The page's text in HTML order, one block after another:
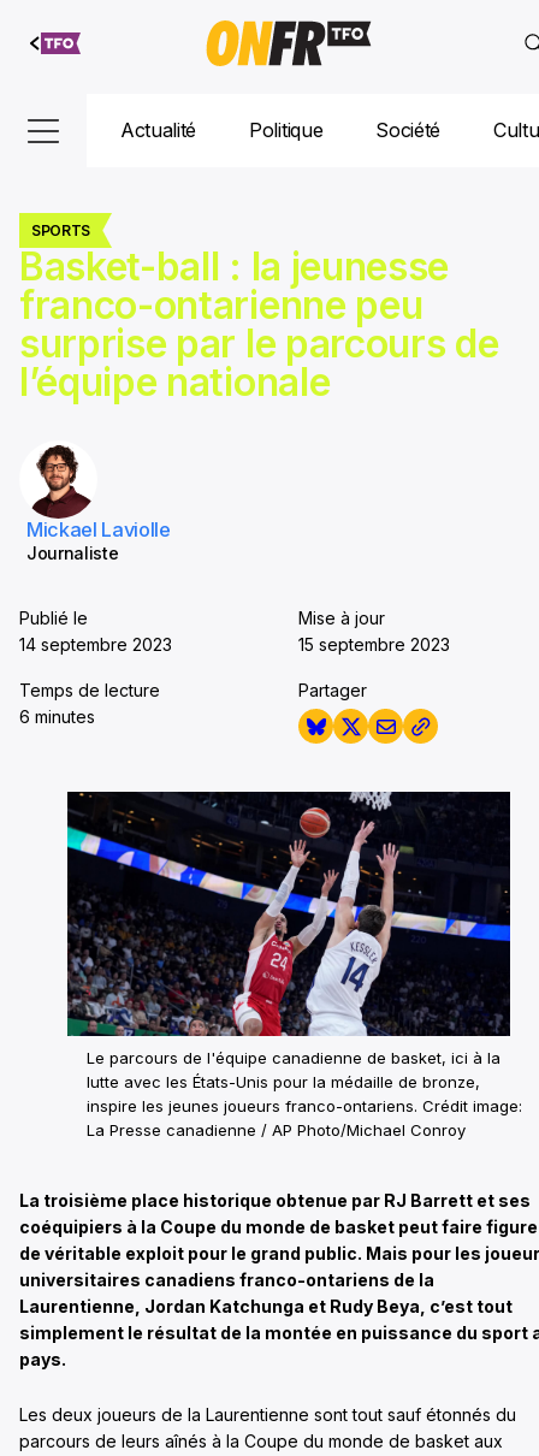
Aller au
contenu
Actualité Politique Société
SPORTS
Basket-ball : la jeunesse
franco-ontarienne peu
surprise par le parcours de
l’équipe nationale
Mickael Laviolle
Journaliste
Publié le
14 septembre 2023
Mise à jour
15 septembre 2023
Temps de lecture
6 minutes
Partager
Le parcours de l'équipe canadienne de basket, ici à la
lutte avec les États-Unis pour la médaille de bronze,
inspire les jeunes joueurs franco-ontariens. Crédit image:
La Presse canadienne / AP Photo/Michael Conroy
La troisième place historique obtenue par RJ Barrett et ses
coéquipiers à la Coupe du monde de basket peut faire figure
de véritable exploit pour le grand public. Mais pour les
universitaires canadiens franco-ontariens de la
Laurentienne, Jordan Katchunga et Rudy Beya, c’est tout
simplement le résultat de la montée en puissance du sport
pays.
Les deux joueurs de la Laurentienne sont tout sauf étonnés du
parcours de leurs aînés à la Coupe du monde de basket aux